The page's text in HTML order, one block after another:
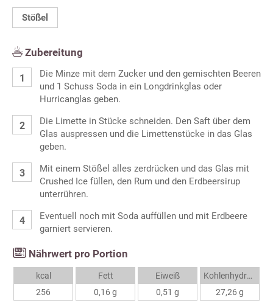
Stößel
Zubereitung
Die Minze mit dem Zucker und den gemischten Beeren
und 1 Schuss Soda in ein Longdrinkglas oder
Hurricanglas geben.
Die Limette in Stücke schneiden. Den Saft über dem
Glas auspressen und die Limettenstücke in das Glas
geben.
Mit einem Stößel alles zerdrücken und das Glas mit
Crushed Ice füllen, den Rum und den Erdbeersirup
unterrühren.
Eventuell noch mit Soda auffüllen und mit Erdbeere
garniert servieren.
Nährwert pro Portion
kcal
256
Fett
0,16 g
Eiweiß
0,51 g
Kohlenhydrate
27,26 g